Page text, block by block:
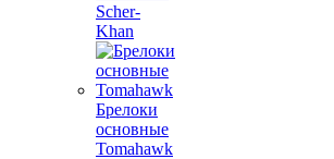
Scher-
Khan
Брелоки
основные
Tomahawk